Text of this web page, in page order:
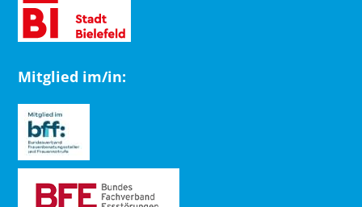
Mitglied im/in: